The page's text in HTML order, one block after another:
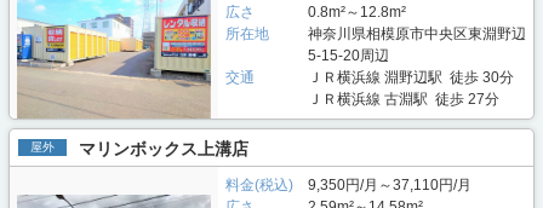
広さ
0.8m²～12.8m²
所在地
神奈川県相模原市中央区東淵野辺
5-15-20周辺
交通
ＪＲ横浜線 淵野辺駅 徒歩 30分
ＪＲ横浜線 古淵駅 徒歩 27分
屋外 マリンボックス上溝店
料金(税込)
9,350円/月～37,110円/月